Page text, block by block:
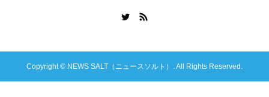
Copyright © NEWS SALT（ニュースソルト）. All Rights Reserved.